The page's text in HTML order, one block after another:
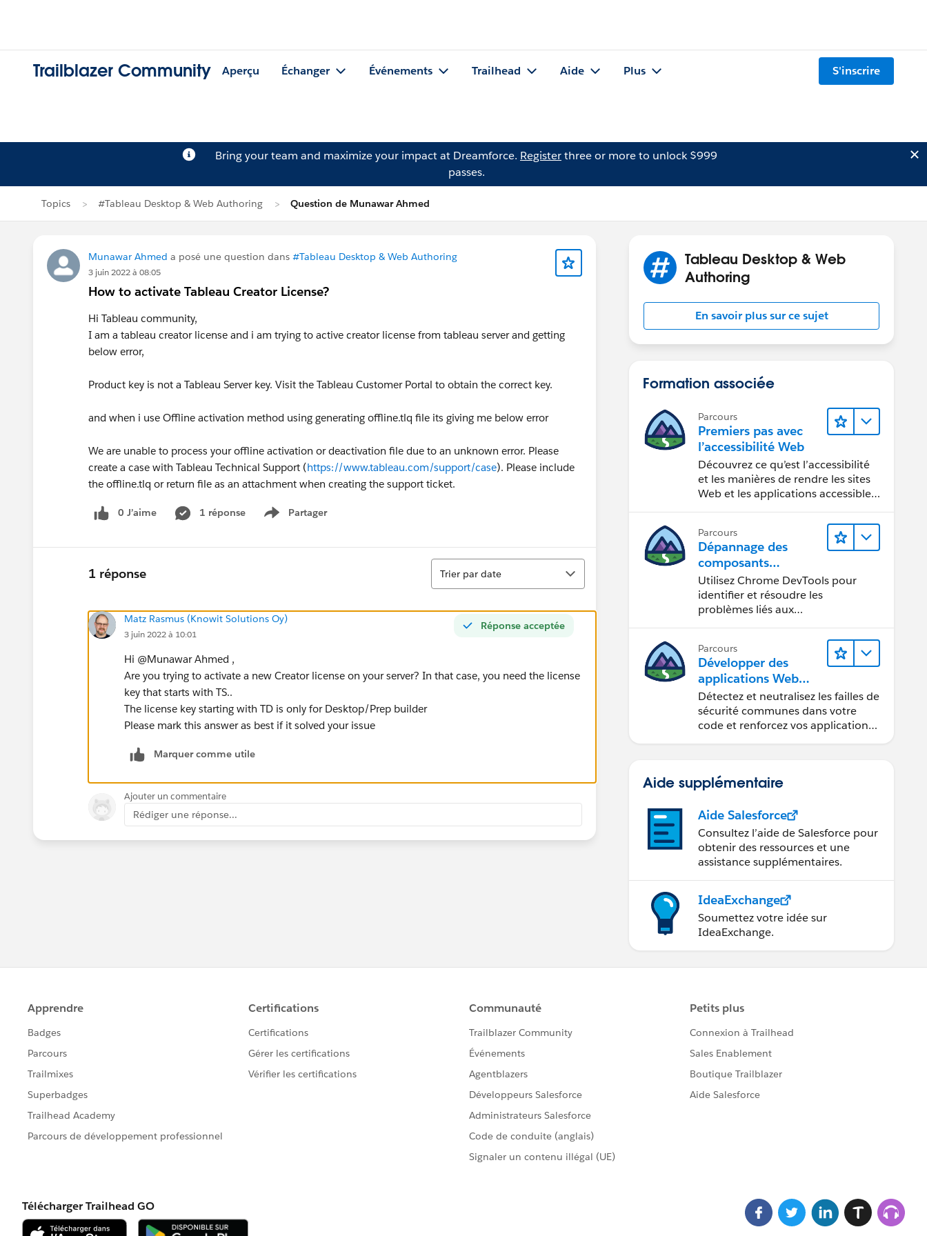
Trailblazer Community Aperçu Échanger Événements Trailhead Aide Plus S'inscrire
Bring your team and maximize your impact at Dreamforce. Registerthree or more to unlock $999
passes.
Topics #Tableau Desktop & Web Authoring Question de Munawar Ahmed
Munawar Ahmed a posé une question dans #Tableau Desktop & Web Authoring
3 juin 2022 à 08:05
How to activate Tableau Creator License?
Hi Tableau community,
I am a tableau creator license and i am trying to active creator license from tableau server and getting
below error,
Product key is not a Tableau Server key. Visit the Tableau Customer Portal to obtain the correct key.
and when i use Offline activation method using generating offline.tlq file its giving me below error
We are unable to process your offline activation or deactivation file due to an unknown error. Please
create a case with Tableau Technical Support (https://www.tableau.com/support/case). Please include
the offline.tlq or return file as an attachment when creating the support ticket.
0 J’aime 1 réponse Partager
Show menu
1 réponse
Tri
Trier par date
Réponse acceptée
Matz Rasmus (Knowit Solutions Oy)
3 juin 2022 à 10:01
Hi @Munawar Ahmed​ ,
Are you trying to activate a new Creator license on your server? In that case, you need the license
key that starts with TS..
The license key starting with TD is only for Desktop/Prep builder
Please mark this answer as best if it solved your issue
Marquer comme utile
Ajouter un commentaire
Rédiger une réponse...
Tableau Desktop & Web
Authoring
En savoir plus sur ce sujet
Formation associée
Parcours
Premiers pas avec
l’accessibilité Web
Découvrez ce qu’est l’accessibilité
et les manières de rendre les sites
Web et les applications accessibles
Parcours
Dépannage des
composants
Web Lightning
Utilisez Chrome DevTools pour
identifier et résoudre les
problèmes liés aux
Parcours
Développer des
applications Web
sécurisées
Détectez et neutralisez les failles de
sécurité communes dans votre
code et renforcez vos applications
Aide supplémentaire
Aide Salesforce
Consultez l’aide de Salesforce pour
obtenir des ressources et une
assistance supplémentaires.
IdeaExchange
Soumettez votre idée sur
IdeaExchange.